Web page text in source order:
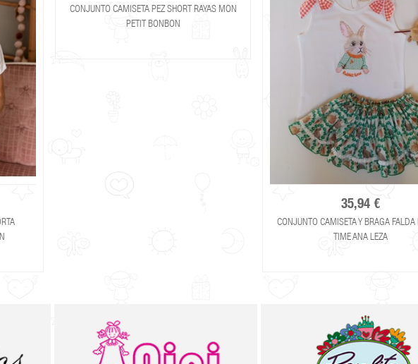
CONJUNTO CAMISETA PEZ SHORT RAYAS MON
PETIT BONBON
35,94 €
CONJUNTO CAMISETA Y BRAGA FALDA
TIME ANA LEZA